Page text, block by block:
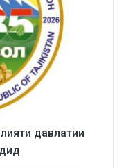
давлатии